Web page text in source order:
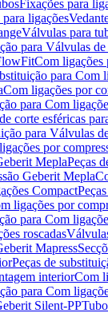
Fixações para
ligações
Válvulas para
para Válvulas
Com ligações
para Com
Com ligações por
para Com
corte esféricas
para Válvulas
por
MeplaPeças
Geberit Mepla
Compact
ligações por
para Com
roscadas
Mapress
Peças de
interiorCom
para Com
Silent-PP